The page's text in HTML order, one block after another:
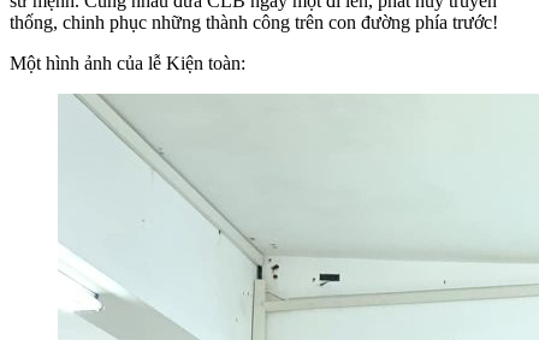
thống, chinh phục những thành công trên con đường phía trước!
Một hình ảnh của lễ Kiện toàn: